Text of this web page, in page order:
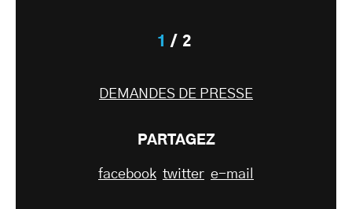
1 2
DEMANDES DE PRESSE
PARTAGEZ
facebook twitter e-mail